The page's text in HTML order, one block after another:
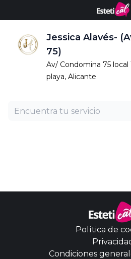
Jessica Alavés-
75)
Av/ Condomina 75 local
playa, Alicante
Política de
Condiciones